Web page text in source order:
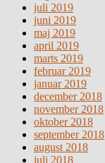
juli 2019
juni 2019
maj 2019
april 2019
marts 2019
februar 2019
januar 2019
december 2018
november 2018
oktober 2018
september 2018
august 2018
juli 2018